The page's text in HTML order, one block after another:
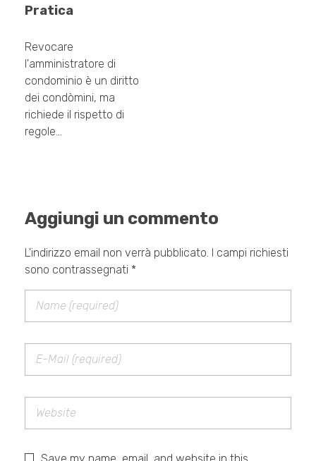
Pratica
Revocare
l'amministratore di
condominio è un diritto
dei condòmini, ma
richiede il rispetto di
regole…
Aggiungi un commento
L'indirizzo email non verrà pubblicato. I campi richiesti
sono contrassegnati *